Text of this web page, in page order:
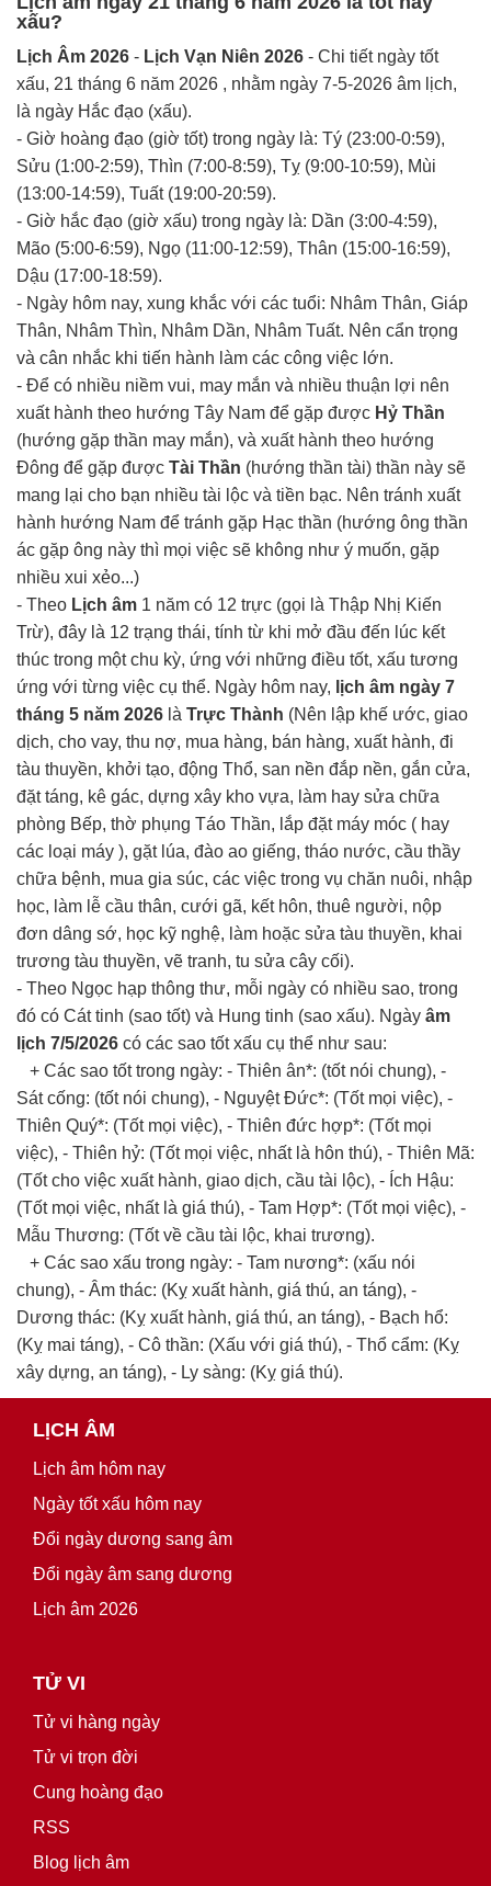
xấu?
Lịch Âm 2026 - Lịch Vạn Niên 2026 - Chi tiết ngày tốt
xấu, 21 tháng 6 năm 2026 , nhằm ngày 7-5-2026 âm lịch,
là ngày Hắc đạo (xấu).
- Giờ hoàng đạo (giờ tốt) trong ngày là: Tý (23:00-0:59),
Sửu (1:00-2:59), Thìn (7:00-8:59), Tỵ (9:00-10:59), Mùi
(13:00-14:59), Tuất (19:00-20:59).
- Giờ hắc đạo (giờ xấu) trong ngày là: Dần (3:00-4:59),
Mão (5:00-6:59), Ngọ (11:00-12:59), Thân (15:00-16:59),
Dậu (17:00-18:59).
- Ngày hôm nay, xung khắc với các tuổi: Nhâm Thân, Giáp
Thân, Nhâm Thìn, Nhâm Dần, Nhâm Tuất. Nên cẩn trọng
và cân nhắc khi tiến hành làm các công việc lớn.
- Để có nhiều niềm vui, may mắn và nhiều thuận lợi nên
xuất hành theo hướng Tây Nam để gặp được Hỷ Thần
(hướng gặp thần may mắn), và xuất hành theo hướng
Đông để gặp được Tài Thần (hướng thần tài) thần này sẽ
mang lại cho bạn nhiều tài lộc và tiền bạc. Nên tránh xuất
hành hướng Nam để tránh gặp Hạc thần (hướng ông thần
ác gặp ông này thì mọi việc sẽ không như ý muốn, gặp
nhiều xui xẻo...)
- Theo Lịch âm 1 năm có 12 trực (gọi là Thập Nhị Kiến
Trừ), đây là 12 trạng thái, tính từ khi mở đầu đến lúc kết
thúc trong một chu kỳ, ứng với những điều tốt, xấu tương
ứng với từng việc cụ thể. Ngày hôm nay, lịch âm ngày 7
tháng 5 năm 2026 là Trực Thành (Nên lập khế ước, giao
dịch, cho vay, thu nợ, mua hàng, bán hàng, xuất hành, đi
tàu thuyền, khởi tạo, động Thổ, san nền đắp nền, gắn cửa,
đặt táng, kê gác, dựng xây kho vựa, làm hay sửa chữa
phòng Bếp, thờ phụng Táo Thần, lắp đặt máy móc ( hay
các loại máy ), gặt lúa, đào ao giếng, tháo nước, cầu thầy
chữa bệnh, mua gia súc, các việc trong vụ chăn nuôi, nhập
học, làm lễ cầu thân, cưới gã, kết hôn, thuê người, nộp
đơn dâng sớ, học kỹ nghệ, làm hoặc sửa tàu thuyền, khai
trương tàu thuyền, vẽ tranh, tu sửa cây cối).
- Theo Ngọc hạp thông thư, mỗi ngày có nhiều sao, trong
đó có Cát tinh (sao tốt) và Hung tinh (sao xấu). Ngày âm
lịch 7/5/2026 có các sao tốt xấu cụ thể như sau:
+ Các sao tốt trong ngày: - Thiên ân*: (tốt nói chung), -
Sát cống: (tốt nói chung), - Nguyệt Đức*: (Tốt mọi việc), -
Thiên Quý*: (Tốt mọi việc), - Thiên đức hợp*: (Tốt mọi
việc), - Thiên hỷ: (Tốt mọi việc, nhất là hôn thú), - Thiên Mã:
(Tốt cho việc xuất hành, giao dịch, cầu tài lộc), - Ích Hậu:
(Tốt mọi việc, nhất là giá thú), - Tam Hợp*: (Tốt mọi việc), -
Mẫu Thương: (Tốt về cầu tài lộc, khai trương).
+ Các sao xấu trong ngày: - Tam nương*: (xấu nói
chung), - Âm thác: (Kỵ xuất hành, giá thú, an táng), -
Dương thác: (Kỵ xuất hành, giá thú, an táng), - Bạch hổ:
(Kỵ mai táng), - Cô thần: (Xấu với giá thú), - Thổ cẩm: (Kỵ
xây dựng, an táng), - Ly sàng: (Kỵ giá thú).
LỊCH ÂM
Lịch âm hôm nay
Ngày tốt xấu hôm nay
Đổi ngày dương sang âm
Đổi ngày âm sang dương
Lịch âm 2026
TỬ VI
Tử vi hàng ngày
Tử vi trọn đời
Cung hoàng đạo
RSS
Blog lịch âm